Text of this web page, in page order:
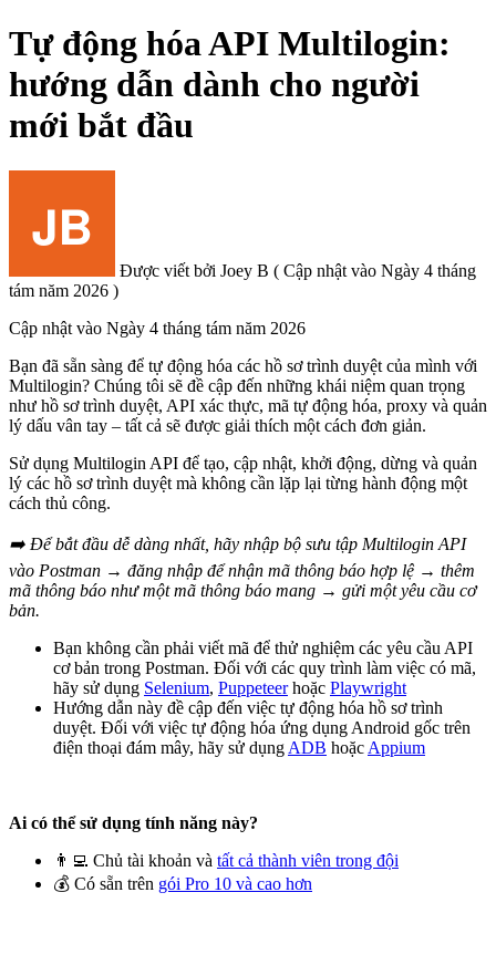
Tự động hóa API Multilogin:
hướng dẫn dành cho người
mới bắt đầu
Được viết bởi Joey B ( Cập nhật vào Ngày 4 tháng
tám năm 2026 )
Cập nhật vào Ngày 4 tháng tám năm 2026
Bạn đã sẵn sàng để tự động hóa các hồ sơ trình duyệt của mình với
Multilogin? Chúng tôi sẽ đề cập đến những khái niệm quan trọng
như hồ sơ trình duyệt, API xác thực, mã tự động hóa, proxy và quản
lý dấu vân tay – tất cả sẽ được giải thích một cách đơn giản.
Sử dụng Multilogin API để tạo, cập nhật, khởi động, dừng và quản
lý các hồ sơ trình duyệt mà không cần lặp lại từng hành động một
cách thủ công.
➡️ Để bắt đầu dễ dàng nhất, hãy nhập bộ sưu tập Multilogin API
vào Postman → đăng nhập để nhận mã thông báo hợp lệ → thêm
mã thông báo như một mã thông báo mang → gửi một yêu cầu cơ
bản.
Bạn không cần phải viết mã để thử nghiệm các yêu cầu API
cơ bản trong Postman. Đối với các quy trình làm việc có mã,
hãy sử dụng Selenium, Puppeteerhoặc Playwright
Hướng dẫn này đề cập đến việc tự động hóa hồ sơ trình
duyệt. Đối với việc tự động hóa ứng dụng Android gốc trên
điện thoại đám mây, hãy sử dụng ADB hoặc Appium
Ai có thể sử dụng tính năng này?
👨‍💻 Chủ tài khoản và tất cả thành viên trong đội
💰 Có sẵn trên gói Pro 10 và cao hơn